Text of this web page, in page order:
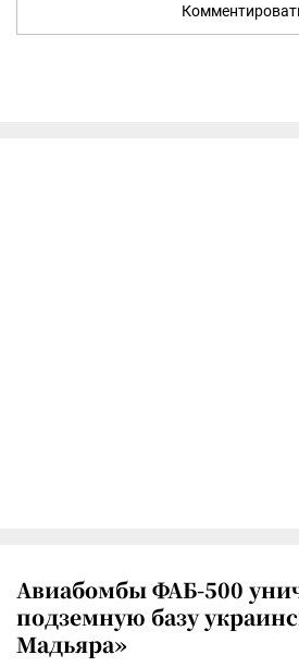
Авиабомбы ФАБ-500
подземную базу
Мадьяра»